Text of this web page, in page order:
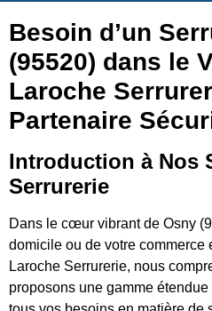
Besoin d’un
(95520) dans le
Laroche
Partenaire
Introduction à Nos
Serrurerie
Dans le cœur vibrant de Osny
domicile ou de votre commerce
Laroche Serrurerie, nous
proposons une gamme